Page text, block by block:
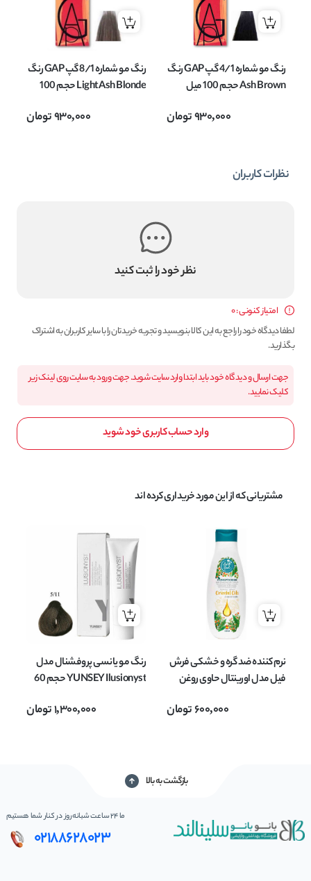
رنگ مو شماره 4/1 گپ GAP رنگ
Ash Brown حجم 100 میل
930,000تومان
رنگ مو شماره 8/1 گپ GAP رنگ
Light Ash Blonde حجم 100
930,000تومان
نظرات کاربران
نظر خود را ثبت کنید
امتیاز کنونی : 0
لطفا دیدگاه خود را راجع به این کالا بنویسید و تجربه خریدتان را با سایر کاربران به اشتراک
بگذارید.
جهت ارسال و دیدگاه خود باید ابتدا وارد سایت شوید. جهت ورود به سایت روی لینک زیر
کلیک نمایید.
وارد حساب کاربری خود شوید
مشتریانی که از این مورد خریداری کرده اند
نرم کننده ضد گره و خشکی فرش
فیل مدل اورینتال حاوی روغن
600,000تومان
رنگ مو یانسی پروفشنال مدل
YUNSEY Ilusionyst حجم 60
1,300,000تومان
بازگشت به بالا
ما 24 ساعت شبانه‌روز در کنار شما هستیم
02188628023